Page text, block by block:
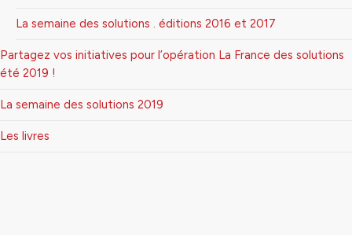
La semaine des solutions . éditions 2016 et 2017
Partagez vos initiatives pour l’opération La France des solutions
été 2019 !
La semaine des solutions 2019
Les livres